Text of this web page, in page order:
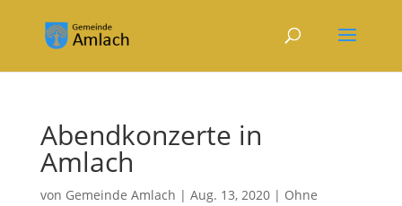
Abendkonzerte in
Amlach
von Gemeinde Amlach | Aug. 13, 2020| Ohne